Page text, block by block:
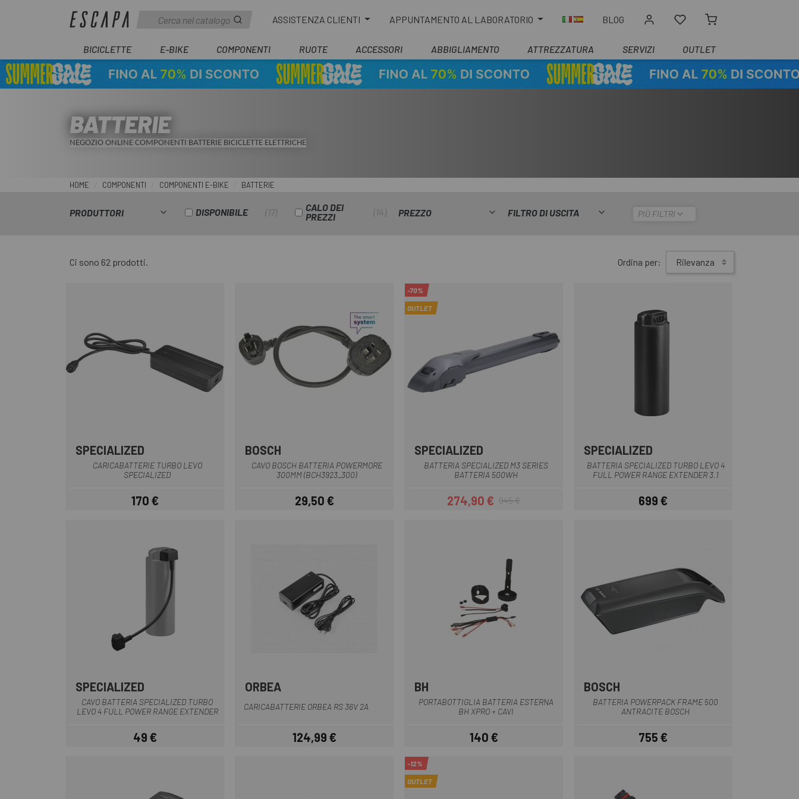
ASSISTENZA CLIENTI APPUNTAMENTO AL LABORATORIO BLOG
BICICLETTE E-BIKE COMPONENTI RUOTE ACCESSORI ABBIGLIAMENTO ATTREZZATURA SERVIZI OUTLET
BATTERIE
NEGOZIO ONLINE COMPONENTI BATTERIE BICICLETTE ELETTRICHE
HOME COMPONENTI COMPONENTI E-BIKE BATTERIE
PRODUTTORI DISPONIBILE 17
CALO DEI
PREZZI
14 PREZZO FILTRO DI USCITA PIÙ FILTRI
Ci sono 62 prodotti. Ordina per: Rilevanza
Multiplo
SPECIALIZED
CARICABATTERIE TURBO LEVO
SPECIALIZED
Prezzo
170 €
BOSCH
CAVO BOSCH BATTERIA POWERMORE
300MM (BCH3923_300)
Prezzo
29,50 €
Nero
-70%
OUTLET
SPECIALIZED
BATTERIA SPECIALIZED M3 SERIES
BATTERIA 500WH
Prezzo
274,90 €Prezzo base
945 €
Nero
SPECIALIZED
BATTERIA SPECIALIZED TURBO LEVO 4
FULL POWER RANGE EXTENDER 3.1
Prezzo
699 €
Nero
SPECIALIZED
CAVO BATTERIA SPECIALIZED TURBO
LEVO 4 FULL POWER RANGE EXTENDER
Prezzo
49 €
ORBEA
CARICABATTERIE ORBEA RS 36V 2A
Prezzo
124,99 €
BH
PORTABOTTIGLIA BATTERIA ESTERNA
BH XPRO + CAVI
Prezzo
140 €
BOSCH
BATTERIA POWERPACK FRAME 500
ANTRACITE BOSCH
Prezzo
755 €
-12%
OUTLET